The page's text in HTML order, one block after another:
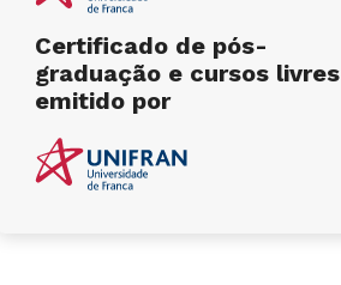
Certificado de pós-
graduação e cursos livres
emitido por